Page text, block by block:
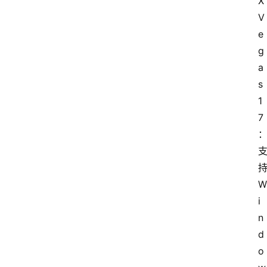
V
e
g
a
s
1
7
：
支
持
W
i
n
d
o